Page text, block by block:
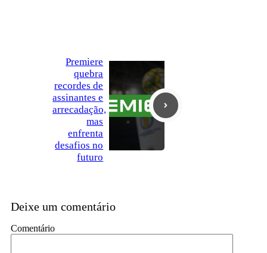
Premiere
quebra
recordes de
assinantes e
arrecadação,
mas
enfrenta
desafios no
futuro
Deixe um comentário
Comentário